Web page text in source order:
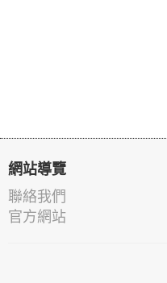
網站導覽
聯絡我們
官方網站